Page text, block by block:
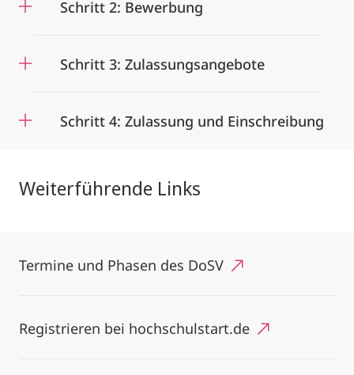
Schritt 2: Bewerbung
Schritt 3: Zulassungsangebote
Schritt 4: Zulassung und Einschreibung
Weiterführende Links
Termine und Phasen des DoSV
Registrieren bei hochschulstart.de